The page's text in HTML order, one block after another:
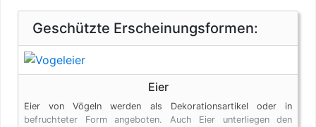
Geschützte Erscheinungsformen:
Eier
Eier von Vögeln werden als Dekorationsartikel oder in
befruchteter Form angeboten. Auch Eier unterliegen den